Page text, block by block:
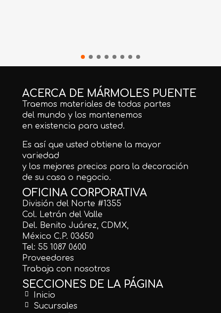
ACERCA DE MÁRMOLES PUENTE
Traemos materiales de todas partes
del mundo y los mantenemos
en existencia para usted.
Es así que usted obtiene la mayor
variedad
y los mejores precios para la decoración
de su casa o negocio.
OFICINA CORPORATIVA
División del Norte #1355
Col. Letrán del Valle
Del. Benito Juárez, CDMX,
México C.P. 03650
Tel: 55 1087 0600
Proveedores
Trabaja con nosotros
SECCIONES DE LA PÁGINA
Inicio
Sucursales